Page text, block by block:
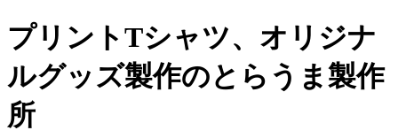
プリントTシャツ、 オリジナ
ルグッズ製作のとらうま製作
所